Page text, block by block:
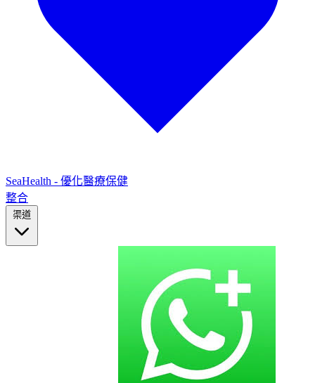
SeaHealth - 優化醫療保健
整合
渠道